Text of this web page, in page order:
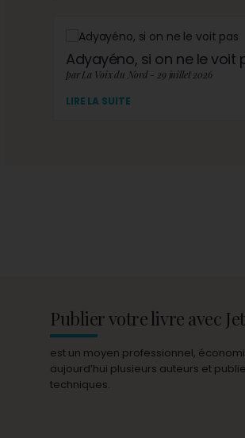
Adyayéno, si on ne le voit
par La Voix du Nord - 29 juillet 2026
LIRE LA SUITE
Publier votre livre avec
est un moyen professionnel,
aujourd’hui plusieurs auteurs et
techniques.